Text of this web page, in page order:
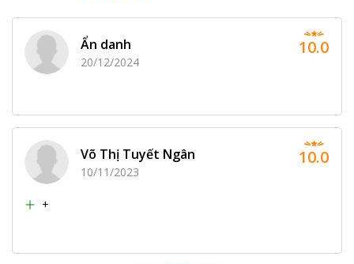
Ẩn danh
20/12/2024
10.0
Võ Thị Tuyết Ngân
10/11/2023
+
10.0